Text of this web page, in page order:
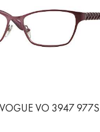
VO 3947 977S